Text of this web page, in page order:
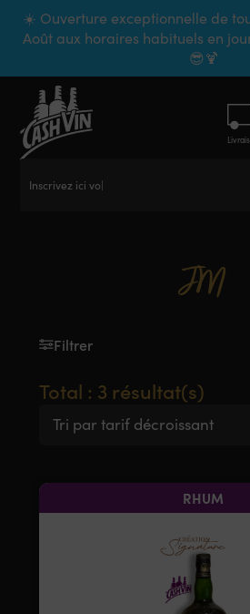
☀️ Ouverture exceptionnelle de
Août aux horaires habituels en
😎🍹
Inscrivez ici vot
JM
Filtrer
Total : 3 résultat(s)
Tri par tarif décroissant
RHUM
Panneau de gestion des cookies